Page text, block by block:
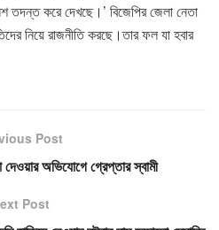
তদন্ত করে দেখছে।’ বিজেপির জেলা নেতা
নিয়ে রাজনীতি করছে।তার ফল যা হবার
Post
অভিযোগে গ্রেপ্তার স্বামী
Post